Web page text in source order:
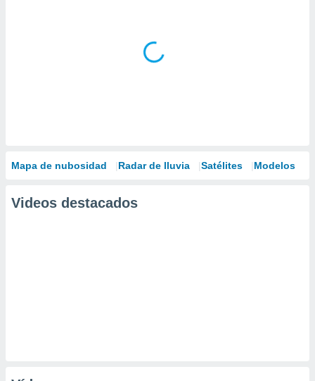
Mapa de nubosidad Radar de lluvia Satélites Modelos
Videos destacados